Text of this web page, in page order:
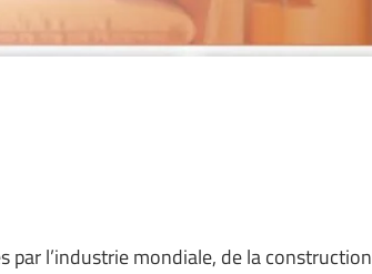
par l’industrie mondiale, de la construction